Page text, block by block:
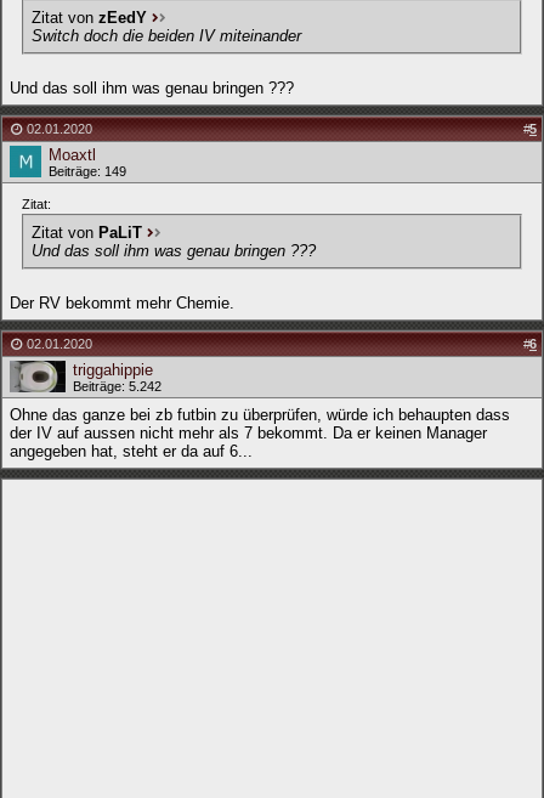
Zitat von zEedY
Switch doch die beiden IV miteinander
Und das soll ihm was genau bringen ???
02.01.2020 #5
Moaxtl
Beiträge: 149
Zitat:
Zitat von PaLiT
Und das soll ihm was genau bringen ???
Der RV bekommt mehr Chemie.
02.01.2020 #6
triggahippie
Beiträge: 5.242
Ohne das ganze bei zb futbin zu überprüfen, würde ich behaupten dass
der IV auf aussen nicht mehr als 7 bekommt. Da er keinen Manager
angegeben hat, steht er da auf 6...